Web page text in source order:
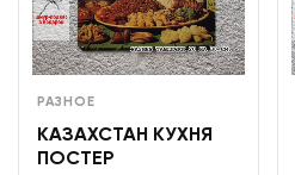
РАЗНОЕ
КАЗАХСТАН КУХНЯ
ПОСТЕР